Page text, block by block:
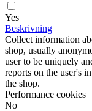
Yes
Beskrivning
Collect information
shop, usually
user to be uniquely
reports on the user's
the shop.
Performance cookies
No